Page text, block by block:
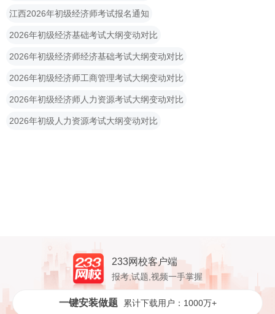
江西2026年初级经济师考试报名通知
2026年初级经济基础考试大纲变动对比
2026年初级经济师经济基础考试大纲变动对比
2026年初级经济师工商管理考试大纲变动对比
2026年初级经济师人力资源考试大纲变动对比
2026年初级人力资源考试大纲变动对比
233网校客户端
报考,试题,视频一手掌握
一键安装做题 累计下载用户：1000万+